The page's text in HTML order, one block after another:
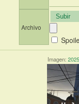
Archivo
Imagen: